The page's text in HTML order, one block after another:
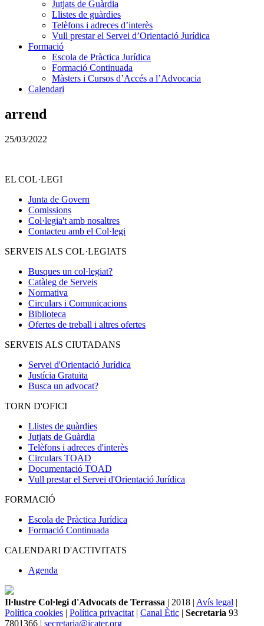
Jutjats de Guàrdia
Llistes de guàrdies
Telèfons i adreces d’interès
Vull prestar el Servei d’Orientació Jurídica
Formació
Escola de Pràctica Jurídica
Formació Continuada
Màsters i Cursos d’Accés a l’Advocacia
Calendari
arrend
25/03/2022
EL COL·LEGI
Junta de Govern
Comissions
Col·legia't amb nosaltres
Contacteu amb el Col·legi
SERVEIS ALS COL·LEGIATS
Busques un col·legiat?
Catàleg de Serveis
Normativa
Circulars i Comunicacions
Biblioteca
Ofertes de treball i altres ofertes
SERVEIS ALS CIUTADANS
Servei d'Orientació Jurídica
Justícia Gratuïta
Busca un advocat?
TORN D'OFICI
Llistes de guàrdies
Jutjats de Guàrdia
Telèfons i adreces d'interès
Circulars TOAD
Documentació TOAD
Vull prestar el Servei d'Orientació Jurídica
FORMACIÓ
Escola de Pràctica Jurídica
Formació Continuada
CALENDARI D'ACTIVITATS
Agenda
Il·lustre Col·legi d'Advocats de Terrassa | 2018 | Avís legal |
Política cookies | Política privacitat | Canal Ètic | Secretaria 93
7801366 | secretaria@icater.org